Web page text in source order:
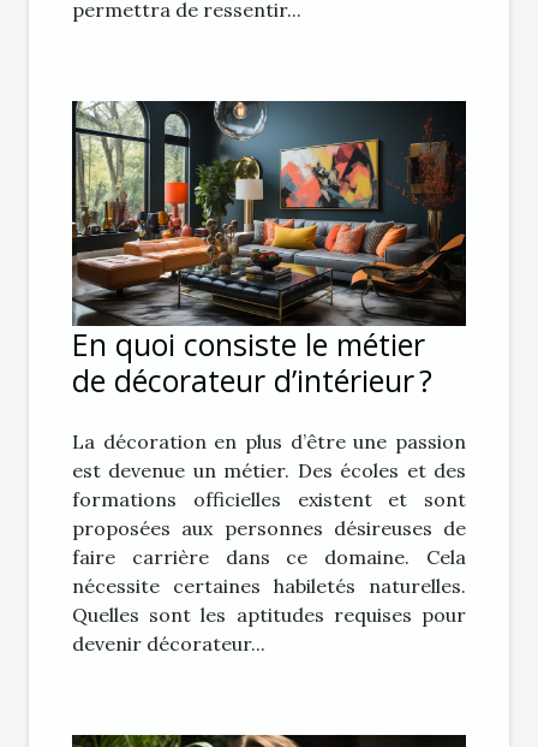
permettra de ressentir...
En quoi consiste le métier
de décorateur d’intérieur ?
La décoration en plus d’être une passion
est devenue un métier. Des écoles et des
formations officielles existent et sont
proposées aux personnes désireuses de
faire carrière dans ce domaine. Cela
nécessite certaines habiletés naturelles.
Quelles sont les aptitudes requises pour
devenir décorateur...